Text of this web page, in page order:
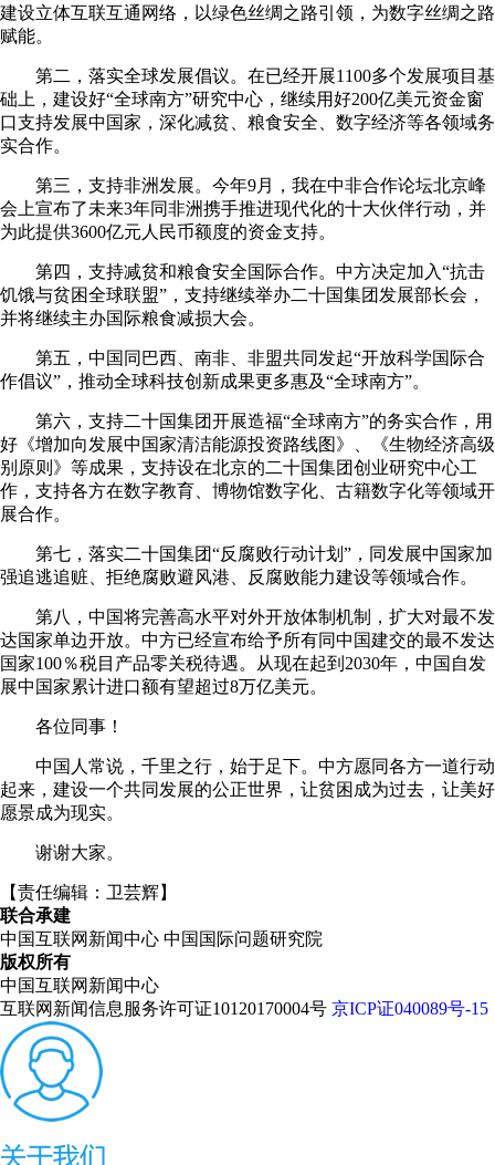
建设立体互联互通网络，以绿色丝绸之路引领，为数字丝绸之路
赋能。
第二，落实全球发展倡议。在已经开展1100多个发展项目基
础上，建设好“全球南方”研究中心，继续用好200亿美元资金窗
口支持发展中国家，深化减贫、粮食安全、数字经济等各领域务
实合作。
第三，支持非洲发展。今年9月，我在中非合作论坛北京峰
会上宣布了未来3年同非洲携手推进现代化的十大伙伴行动，并
为此提供3600亿元人民币额度的资金支持。
第四，支持减贫和粮食安全国际合作。中方决定加入“抗击
饥饿与贫困全球联盟”，支持继续举办二十国集团发展部长会，
并将继续主办国际粮食减损大会。
第五，中国同巴西、南非、非盟共同发起“开放科学国际合
作倡议”，推动全球科技创新成果更多惠及“全球南方”。
第六，支持二十国集团开展造福“全球南方”的务实合作，用
好《增加向发展中国家清洁能源投资路线图》、《生物经济高级
别原则》等成果，支持设在北京的二十国集团创业研究中心工
作，支持各方在数字教育、博物馆数字化、古籍数字化等领域开
展合作。
第七，落实二十国集团“反腐败行动计划”，同发展中国家加
强追逃追赃、拒绝腐败避风港、反腐败能力建设等领域合作。
第八，中国将完善高水平对外开放体制机制，扩大对最不发
达国家单边开放。中方已经宣布给予所有同中国建交的最不发达
国家100％税目产品零关税待遇。从现在起到2030年，中国自发
展中国家累计进口额有望超过8万亿美元。
各位同事！
中国人常说，千里之行，始于足下。中方愿同各方一道行动
起来，建设一个共同发展的公正世界，让贫困成为过去，让美好
愿景成为现实。
谢谢大家。
【责任编辑：卫芸辉】
联合承建
中国互联网新闻中心 中国国际问题研究院
版权所有
中国互联网新闻中心
互联网新闻信息服务许可证10120170004号 京ICP证040089号-15